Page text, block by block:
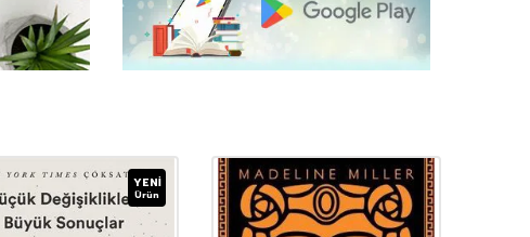
YENI
Ürün